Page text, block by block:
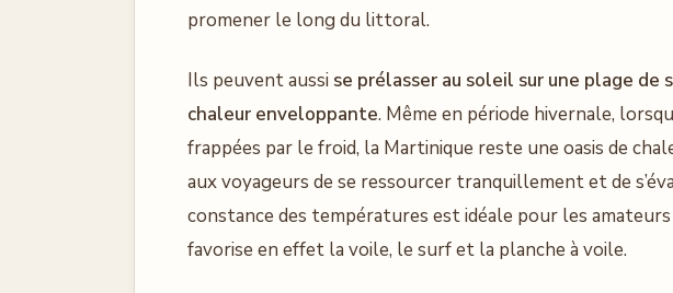
promener le long du littoral.
Ils peuvent aussi se prélasser au soleil sur une plage
chaleur enveloppante. Même en période hivernale,
frappées par le froid, la Martinique reste une oasis de
aux voyageurs de se ressourcer tranquillement et de
constance des températures est idéale pour les
favorise en effet la voile, le surf et la planche à voile.